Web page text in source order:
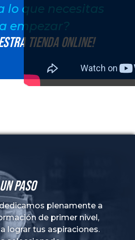
lo que necesitas
empezar?
tienda online!
paso
plenamente a
de primer nivel,
lograr tus aspiraciones.